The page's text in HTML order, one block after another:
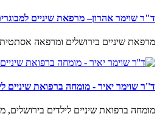
ד"ר שוימר אהרון– מרפאת שיניים
מרפאת שיניים בירושלים ומרפאה
ד''ר שוימר יאיר - מומחה ברפואת שיניים
מומחה ברפואת שיניים לילדים בירושלים,